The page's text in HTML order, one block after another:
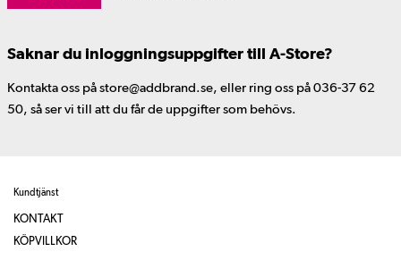
Saknar du inloggningsuppgifter till A-Store?
Kontakta oss på store@addbrand.se, eller ring oss på 036-37 62
50, så ser vi till att du får de uppgifter som behövs.
Kundtjänst
KONTAKT
KÖPVILLKOR